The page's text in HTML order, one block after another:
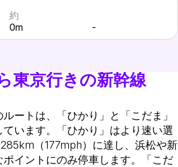
約
0m
-
東京行きの新幹線
ートは、「ひかり」と「こだま」
います。「ひかり」はより速い選
（177mph）に達し、浜松や新
イントにのみ停車します。「こだ